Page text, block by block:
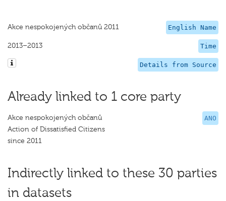
English Name
Akce nespokojených občanů 2011
Time
2013–2013
Details from Source
Already linked to 1 core party
ANO
Akce nespokojených občanů
Action of Dissatisfied Citizens
since 2011
Indirectly linked to these 30 parties
in datasets